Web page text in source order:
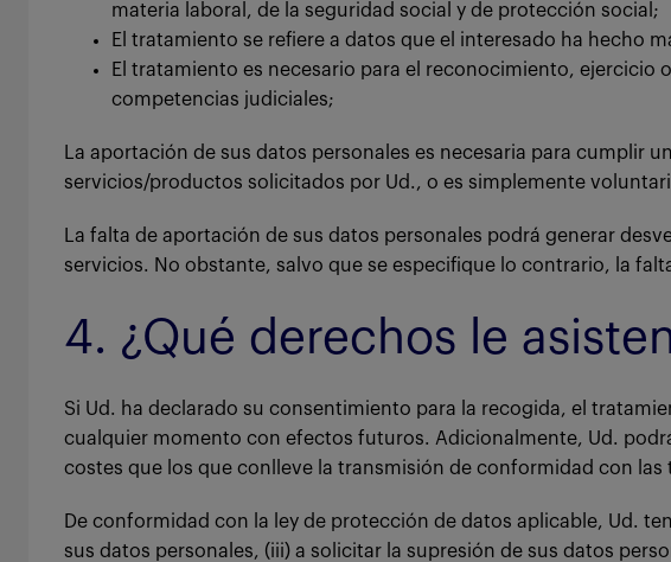
materia laboral, de la seguridad social y de protección social;
El tratamiento se refiere a datos que el interesado ha hecho
El tratamiento es necesario para el reconocimiento,
competencias judiciales;
La aportación de sus datos personales es necesaria para
servicios/productos solicitados por Ud., o es simplemente
La falta de aportación de sus datos personales podrá generar
servicios. No obstante, salvo que se especifique lo contrario, la
4. ¿Qué derechos le
Si Ud. ha declarado su consentimiento para la recogida, el
cualquier momento con efectos futuros. Adicionalmente, Ud.
costes que los que conlleve la transmisión de conformidad con las
De conformidad con la ley de protección de datos aplicable, Ud.
sus datos personales, (iii) a solicitar la supresión de sus datos